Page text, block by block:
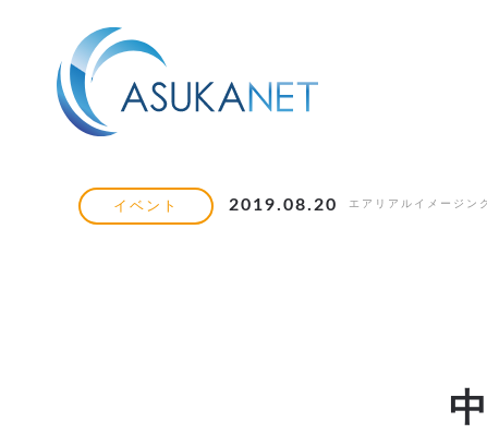
イベント 2019.08.20 エアリアルイメージン